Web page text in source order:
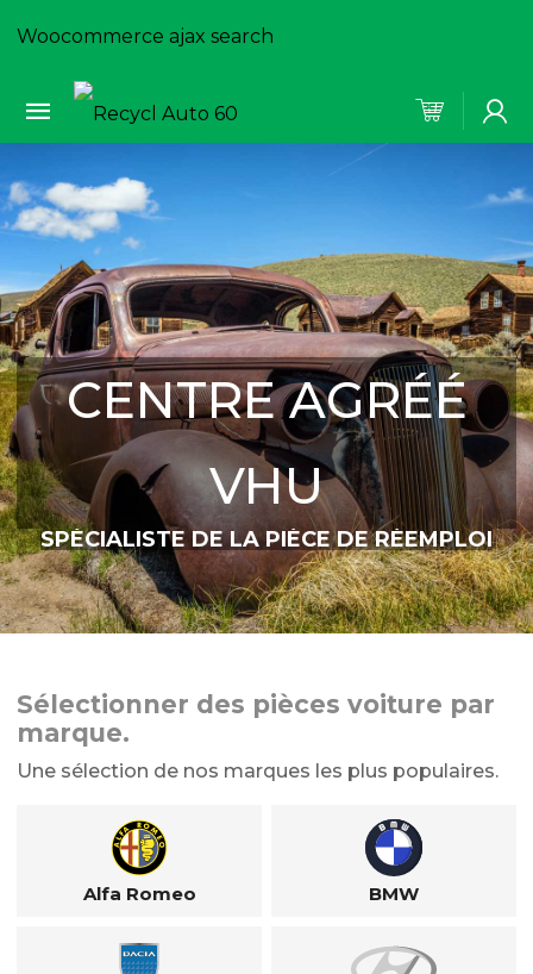
Woocommerce ajax search
CENTRE AGRÉÉ
VHU
SPÉCIALISTE DE LA PIÈCE DE RÉEMPLOI
Sélectionner des pièces voiture par
marque.
Une sélection de nos marques les plus populaires.
Alfa Romeo BMW